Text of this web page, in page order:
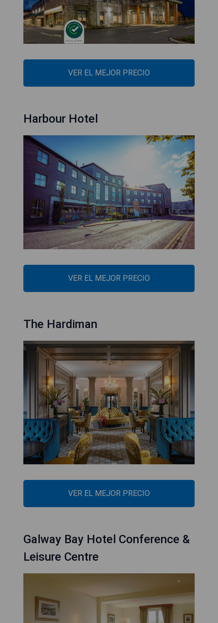
VER EL MEJOR PRECIO
Harbour Hotel
VER EL MEJOR PRECIO
The Hardiman
VER EL MEJOR PRECIO
Galway Bay Hotel Conference &
Leisure Centre